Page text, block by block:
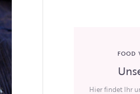
FOOD
Hier findet Ihr